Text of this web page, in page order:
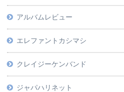
アルバムレビュー
エレファントカシマシ
クレイジーケンバンド
ジャパハリネット